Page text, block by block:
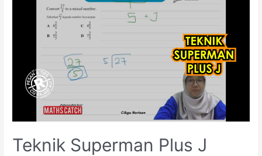
Teknik Superman Plus J